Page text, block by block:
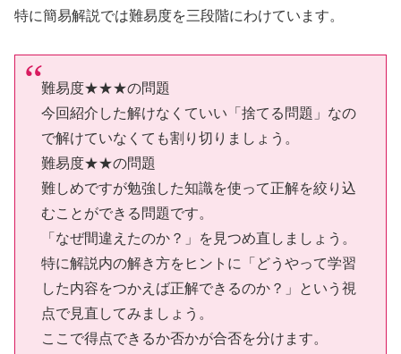
特に簡易解説では難易度を三段階にわけています。
難易度★★★の問題
今回紹介した解けなくていい「捨てる問題」なの
で解けていなくても割り切りましょう。
難易度★★の問題
難しめですが勉強した知識を使って正解を絞り込
むことができる問題です。
「なぜ間違えたのか？」を見つめ直しましょう。
特に解説内の解き方をヒントに「どうやって学習
した内容をつかえば正解できるのか？」という視
点で見直してみましょう。
ここで得点できるか否かが合否を分けます。